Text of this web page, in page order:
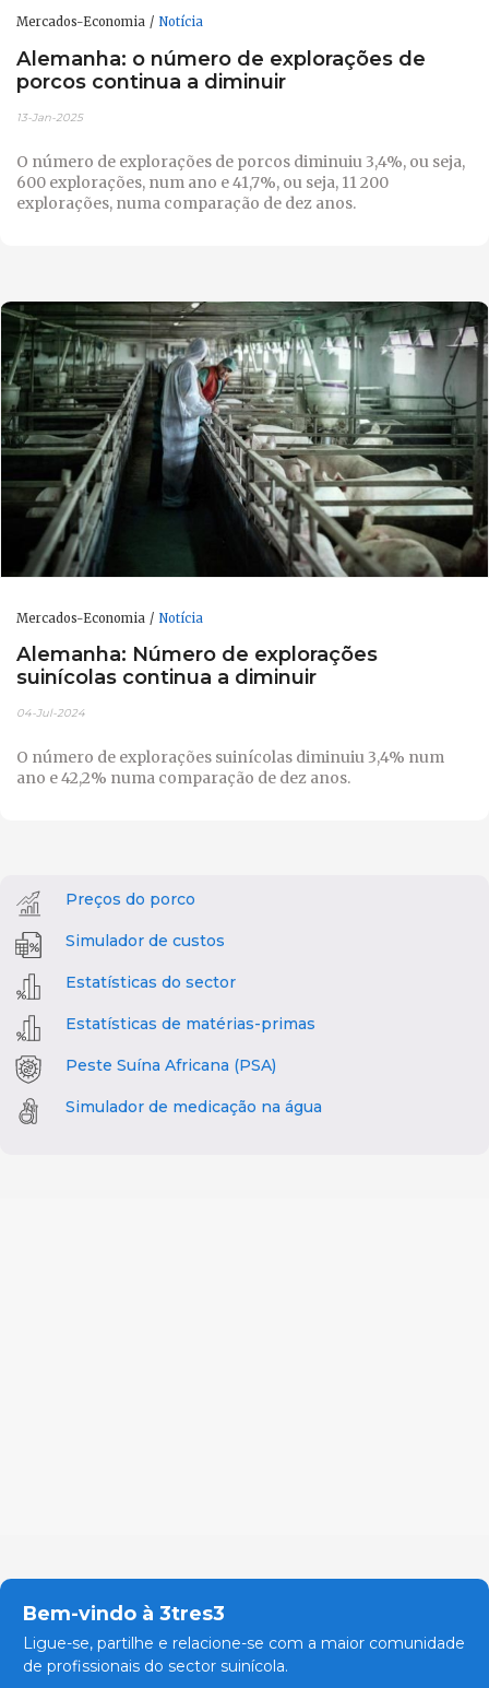
Mercados-Economia Notícia
Alemanha: o número de explorações de
porcos continua a diminuir
13-Jan-2025
O número de explorações de porcos diminuiu 3,4%, ou seja,
600 explorações, num ano e 41,7%, ou seja, 11 200
explorações, numa comparação de dez anos.
Mercados-Economia Notícia
Alemanha: Número de explorações
suinícolas continua a diminuir
04-Jul-2024
O número de explorações suinícolas diminuiu 3,4% num
ano e 42,2% numa comparação de dez anos.
Preços do porco
Simulador de custos
Estatísticas do sector
Estatísticas de matérias-primas
Peste Suína Africana (PSA)
Simulador de medicação na água
Bem-vindo à 3tres3
Ligue-se, partilhe e relacione-se com a maior comunidade
de profissionais do sector suinícola.